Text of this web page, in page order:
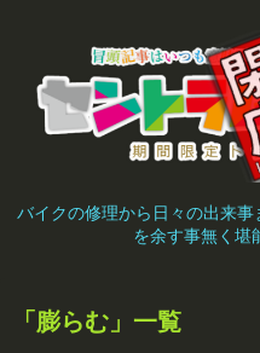
バイクの修理から日々の出来
を余す事無く堪
「 膨らむ 」 一覧